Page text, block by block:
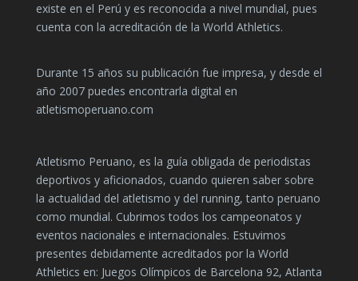
existe en el Perú y es reconocida a nivel mundial, pues
cuenta con la acreditación de la World Athletics.
Durante 15 años su publicación fue impresa, y desde el
año 2007 puedes encontrarla digital en
atletismoperuano.com
Atletismo Peruano, es la guía obligada de periodistas
deportivos y aficionados, cuando quieren saber sobre
la actualidad del atletismo y del running, tanto peruano
como mundial. Cubrimos todos los campeonatos y
eventos nacionales e internacionales. Estuvimos
presentes debidamente acreditados por la World
Athletics en: Juegos Olímpicos de Barcelona 92, Atlanta